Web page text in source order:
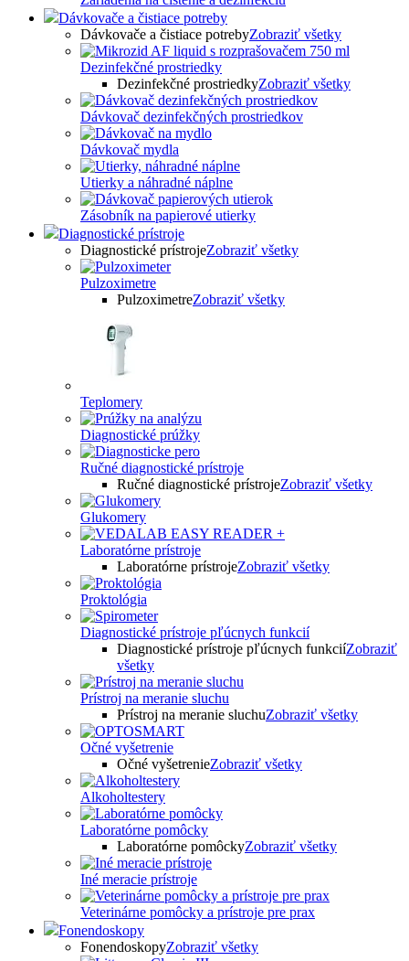
Dávkovače a čistiace potreby
Dávkovače a čistiace potrebyZobraziť všetky
Dezinfekčné prostriedky
Dezinfekčné prostriedkyZobraziť všetky
Dávkovač dezinfekčných prostriedkov
Dávkovač mydla
Utierky a náhradné náplne
Zásobník na papierové utierky
Diagnostické prístroje
Diagnostické prístrojeZobraziť všetky
Pulzoximetre
PulzoximetreZobraziť všetky
Teplomery
Diagnostické prúžky
Ručné diagnostické prístroje
Ručné diagnostické prístrojeZobraziť všetky
Glukomery
Laboratórne prístroje
Laboratórne prístrojeZobraziť všetky
Proktológia
Diagnostické prístroje pľúcnych funkcií
Diagnostické prístroje pľúcnych funkciíZobraziť
všetky
Prístroj na meranie sluchu
Prístroj na meranie sluchuZobraziť všetky
Očné vyšetrenie
Očné vyšetrenieZobraziť všetky
Alkoholtestery
Laboratórne pomôcky
Laboratórne pomôckyZobraziť všetky
Iné meracie prístroje
Veterinárne pomôcky a prístroje pre prax
Fonendoskopy
FonendoskopyZobraziť všetky